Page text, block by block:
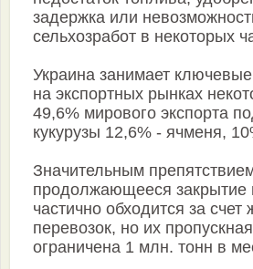
задержка или
сельхозработ в некоторых
Украина занимает
на экспортных рынках
49,6% мирового экспорта
кукурузы 12,6% - ячменя,
Значительным
продолжающееся закрытие
частично обходится за
перевозок, но их
ограничена 1 млн. тонн в